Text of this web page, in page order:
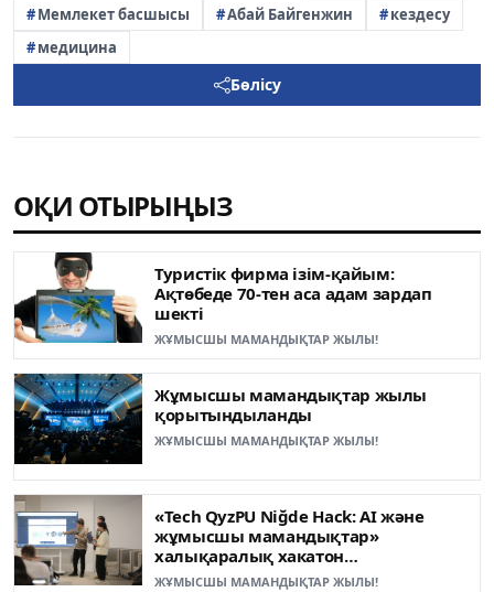
Мемлекет басшысы
Абай Байгенжин
кездесу
медицина
Бөлісу
ОҚИ ОТЫРЫҢЫЗ
Туристік фирма ізім-қайым:
Ақтөбеде 70-тен аса адам зардап
шекті
ЖҰМЫСШЫ МАМАНДЫҚТАР ЖЫЛЫ!
Жұмысшы мамандықтар жылы
қорытындыланды
ЖҰМЫСШЫ МАМАНДЫҚТАР ЖЫЛЫ!
«Tech QyzPU Niğde Hack: AI және
жұмысшы мамандықтар»
халықаралық хакатон
жеңімпаздары анықталды
ЖҰМЫСШЫ МАМАНДЫҚТАР ЖЫЛЫ!